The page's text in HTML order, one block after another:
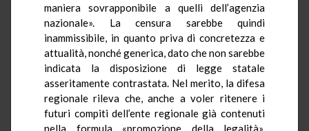
maniera sovrapponibile a quelli dell’agenzia
nazionale». La censura sarebbe quindi
inammissibile, in quanto priva di concretezza e
attualità, nonché generica, dato che non sarebbe
indicata la disposizione di legge statale
asseritamente contrastata. Nel merito, la difesa
regionale rileva che, anche a voler ritenere i
futuri compiti dell’ente regionale già contenuti
nella formula «promozione della legalità»,